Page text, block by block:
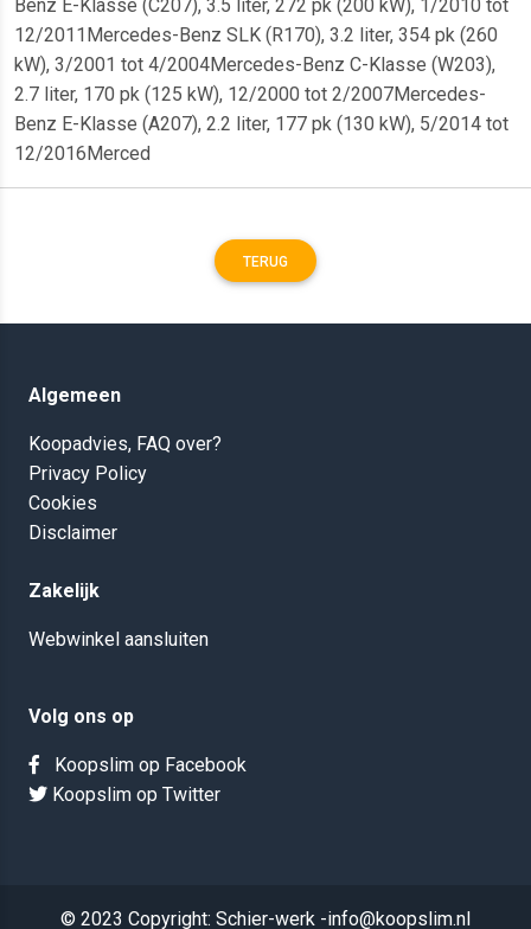
Benz E-Klasse (C207), 3.5 liter, 272 pk (200 kW), 1/2010 tot
12/2011Mercedes-Benz SLK (R170), 3.2 liter, 354 pk (260
kW), 3/2001 tot 4/2004Mercedes-Benz C-Klasse (W203),
2.7 liter, 170 pk (125 kW), 12/2000 tot 2/2007Mercedes-
Benz E-Klasse (A207), 2.2 liter, 177 pk (130 kW), 5/2014 tot
12/2016Merced
TERUG
Algemeen
Koopadvies, FAQ over?
Privacy Policy
Cookies
Disclaimer
Zakelijk
Webwinkel aansluiten
Volg ons op
Koopslim op Facebook
Koopslim op Twitter
© 2023 Copyright: Schier-werk -info@koopslim.nl